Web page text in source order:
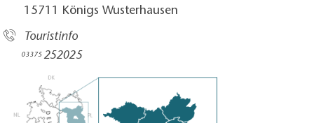
15711 Königs Wusterhausen
Touristinfo
03375252025​